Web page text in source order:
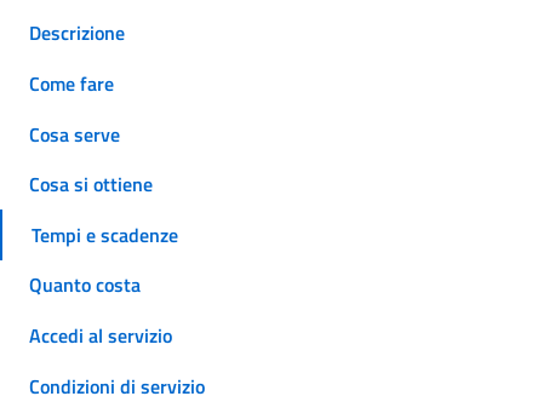
Descrizione
Come fare
Cosa serve
Cosa si ottiene
Tempi e scadenze
Quanto costa
Accedi al servizio
Condizioni di servizio